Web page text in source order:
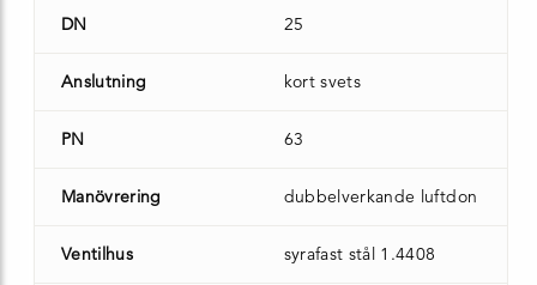
DN 25
Anslutning kort svets
PN 63
Manövrering dubbelverkande luftdon
Ventilhus syrafast stål 1.4408